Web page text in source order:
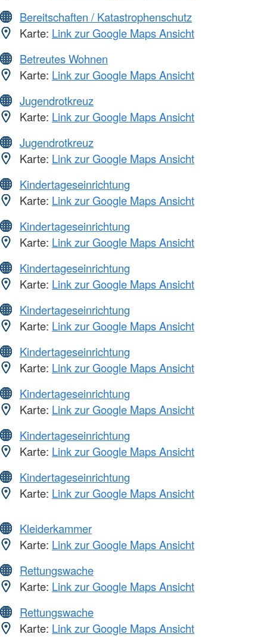
Bereitschaften / Katastrophenschutz
Karte: Link zur Google Maps Ansicht
Betreutes Wohnen
Karte: Link zur Google Maps Ansicht
Jugendrotkreuz
Karte: Link zur Google Maps Ansicht
Jugendrotkreuz
Karte: Link zur Google Maps Ansicht
Kindertageseinrichtung
Karte: Link zur Google Maps Ansicht
Kindertageseinrichtung
Karte: Link zur Google Maps Ansicht
Kindertageseinrichtung
Karte: Link zur Google Maps Ansicht
Kindertageseinrichtung
Karte: Link zur Google Maps Ansicht
Kindertageseinrichtung
Karte: Link zur Google Maps Ansicht
Kindertageseinrichtung
Karte: Link zur Google Maps Ansicht
Kindertageseinrichtung
Karte: Link zur Google Maps Ansicht
Kindertageseinrichtung
Karte: Link zur Google Maps Ansicht
Kleiderkammer
Karte: Link zur Google Maps Ansicht
Rettungswache
Karte: Link zur Google Maps Ansicht
Rettungswache
Karte: Link zur Google Maps Ansicht